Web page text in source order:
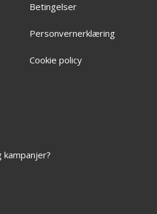
Betingelser
Personvernerklæring
Cookie policy